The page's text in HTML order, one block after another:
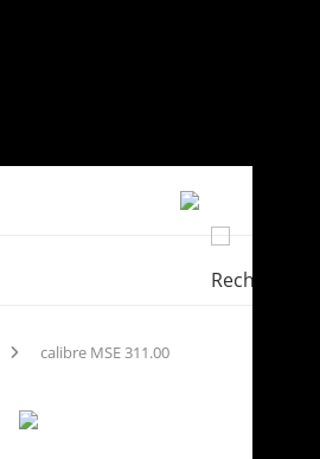
calibre MSE 311.00